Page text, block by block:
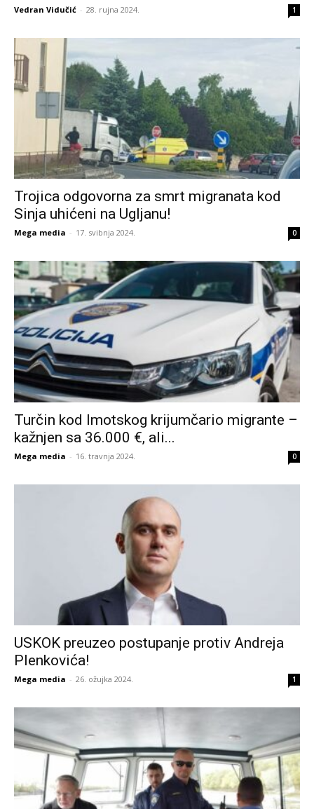
Vedran Vidučić - 28. rujna 2024. 1
Trojica odgovorna za smrt migranata kod
Sinja uhićeni na Ugljanu!
Mega media - 17. svibnja 2024. 0
Turčin kod Imotskog krijumčario migrante –
kažnjen sa 36.000 €, ali...
Mega media - 16. travnja 2024. 0
USKOK preuzeo postupanje protiv Andreja
Plenkovića!
Mega media - 26. ožujka 2024. 1